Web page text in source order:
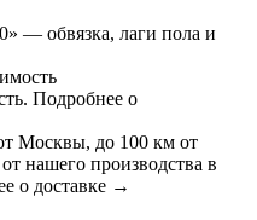
— обвязка, лаги пола и
Подробнее о
Москвы, до 100 км от
нашего производства в
о доставке →